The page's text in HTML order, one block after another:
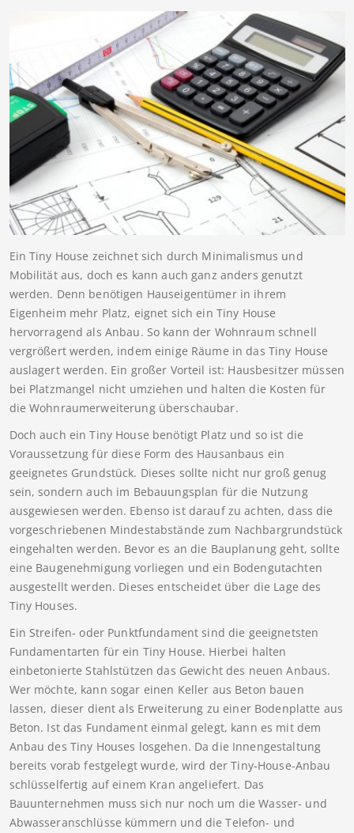
Ein Tiny House zeichnet sich durch Minimalismus und
Mobilität aus, doch es kann auch ganz anders genutzt
werden. Denn benötigen Hauseigentümer in ihrem
Eigenheim mehr Platz, eignet sich ein Tiny House
hervorragend als Anbau. So kann der Wohnraum schnell
vergrößert werden, indem einige Räume in das Tiny House
auslagert werden. Ein großer Vorteil ist: Hausbesitzer müssen
bei Platzmangel nicht umziehen und halten die Kosten für
die Wohnraumerweiterung überschaubar.
Doch auch ein Tiny House benötigt Platz und so ist die
Voraussetzung für diese Form des Hausanbaus ein
geeignetes Grundstück. Dieses sollte nicht nur groß genug
sein, sondern auch im Bebauungsplan für die Nutzung
ausgewiesen werden. Ebenso ist darauf zu achten, dass die
vorgeschriebenen Mindestabstände zum Nachbargrundstück
eingehalten werden. Bevor es an die Bauplanung geht, sollte
eine Baugenehmigung vorliegen und ein Bodengutachten
ausgestellt werden. Dieses entscheidet über die Lage des
Tiny Houses.
Ein Streifen- oder Punktfundament sind die geeignetsten
Fundamentarten für ein Tiny House. Hierbei halten
einbetonierte Stahlstützen das Gewicht des neuen Anbaus.
Wer möchte, kann sogar einen Keller aus Beton bauen
lassen, dieser dient als Erweiterung zu einer Bodenplatte aus
Beton. Ist das Fundament einmal gelegt, kann es mit dem
Anbau des Tiny Houses losgehen. Da die Innengestaltung
bereits vorab festgelegt wurde, wird der Tiny-House-Anbau
schlüsselfertig auf einem Kran angeliefert. Das
Bauunternehmen muss sich nur noch um die Wasser- und
Abwasseranschlüsse kümmern und die Telefon- und